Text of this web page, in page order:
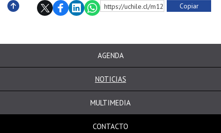
https://uchile.cl/m128898 Copiar
AGENDA
NOTICIAS
MULTIMEDIA
CONTACTO